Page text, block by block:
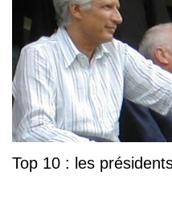
Top 10 : les